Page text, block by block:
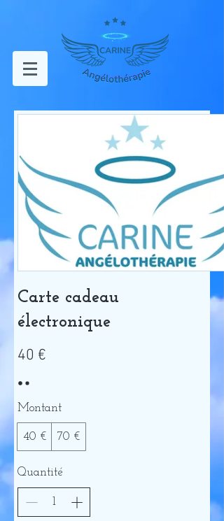
Carte cadeau
électronique
40 €
Montant
40 € 70 €
Quantité